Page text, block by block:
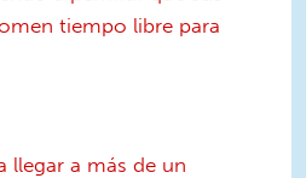
tiempo libre para
llegar a más de un